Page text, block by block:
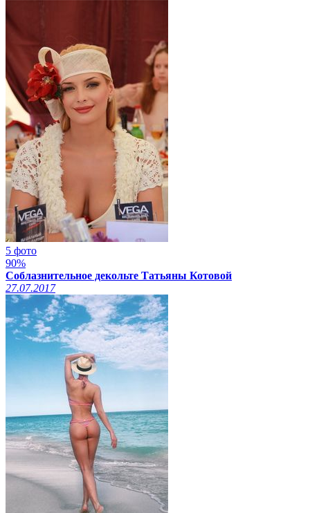
5 фото
90%
Соблазнительное декольте Татьяны Котовой
27.07.2017